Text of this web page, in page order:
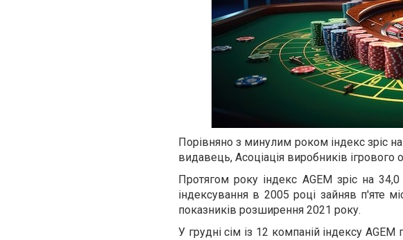
Порівняно з минулим роком індекс зріс
видавець, Асоціація виробників
Протягом року індекс AGEM зріс на
індексування в 2005 році зайняв п'яте
показників розширення 2021 року.
У грудні сім із 12 компаній індексу